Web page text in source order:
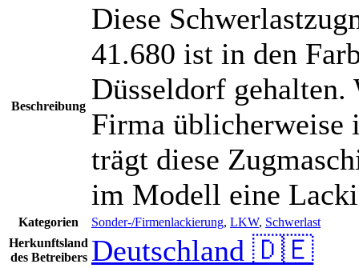
Beschreibung
Diese
41.680 ist in den
Düsseldorf gehalten.
Firma üblicherweise
trägt diese
im Modell eine
Kategorien Sonder-/Firmenlackierung, LKW, Schwerlast
Herkunftsland
des Betreibers Deutschland 🇩🇪